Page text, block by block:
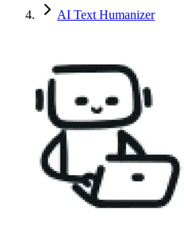
AI Text Humanizer